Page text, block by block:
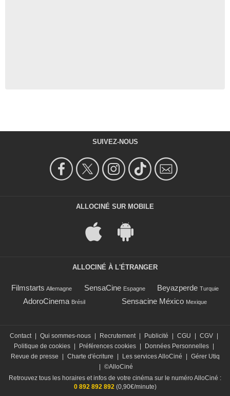
SUIVEZ-NOUS
ALLOCINÉ SUR MOBILE
ALLOCINÉ À L'ÉTRANGER
Filmstarts Allemagne SensaCine Espagne Beyazperde Turquie
AdoroCinema Brésil Sensacine México Mexique
Contact Qui sommes-nous Recrutement Publicité CGU CGV
Politique de cookies
Préférences cookies Données Personnelles
Revue de presse
Charte d'écriture Les services AlloCiné
Gérer Utiq
©AlloCiné
Retrouvez tous les horaires et infos de votre cinéma sur le numéro AlloCiné :
0 892 892 892(0,90€/minute)